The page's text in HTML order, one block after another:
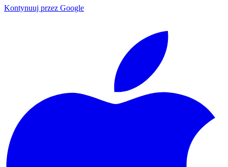
Kontynuuj przez Google